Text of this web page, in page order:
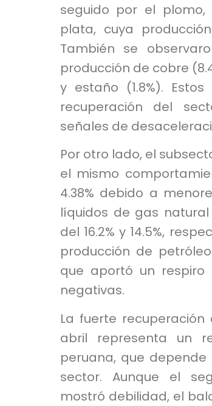
seguido por el plomo,
plata, cuya
También se
producción de cobre
y estaño (1.8%).
recuperación del
señales de
Por otro lado, el
el mismo
4.38% debido a
líquidos de gas
del 16.2% y 14.5%,
producción de
que aportó un
negativas.
La fuerte
abril representa un
peruana, que
sector. Aunque el
mostró debilidad, el